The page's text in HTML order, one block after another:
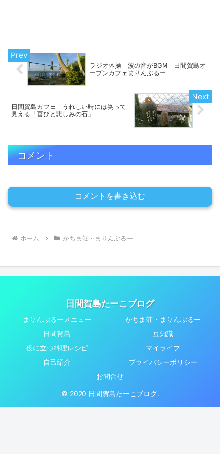
ラジオ体操 波の音がBGM 日間賀島オ
ープンカフェまりんぶるー
日間賀島カフェ うれしい時には笑って
見える「喜びと悲しみの石」
コメント
コメントを書き込む
ホーム かちま荘・まりんぶるー
日間賀島たーこブログ
まりんぶるーメニュー
かちま荘・まりんぶるー
日間賀島
豆知識
役に立つ料理レシピ
マイライフ
自己紹介
プライバシーポリシー
お問合せ
© 2020 日間賀島たーこブログ.